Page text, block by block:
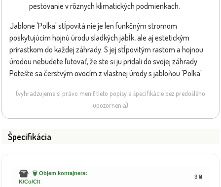
pestovanie v rôznych klimatických podmienkach.
Jablone 'Polka' stĺpovitá nie je len funkčným stromom
poskytujúcim hojnú úrodu sladkých jabĺk, ale aj estetickým
prírastkom do každej záhrady. S jej stĺpovitým rastom a hojnou
úrodou nebudete ľutovať, že ste si ju pridali do svojej záhrady.
Potešte sa čerstvým ovocím z vlastnej úrody s jabloňou 'Polka'
(vyhradzujeme si právo meniť tieto popisy a špecifikácie bez predošlého
upozornenia)
Špecifikácia
🗑️ Objem kontajnera:
K/Co/Clt
3 lit